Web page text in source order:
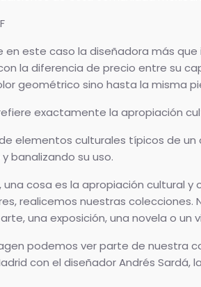
en este caso la diseñadora más
la diferencia de precio entre su
geométrico sino hasta la misma
exactamente la apropiación
elementos culturales típicos de
banalizando su uso.
una cosa es la apropiación cultural
realicemos nuestras
una exposición, una novela o un
podemos ver parte de nuestra
con el diseñador Andrés